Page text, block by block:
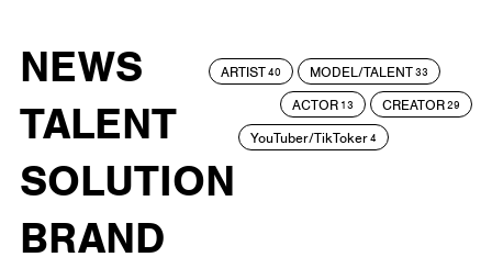
NEWS
TALENT
SOLUTION
BRAND
ARTIST40 MODEL/TALENT33
ACTOR 13 CREATOR29
YouTuber/TikToker4